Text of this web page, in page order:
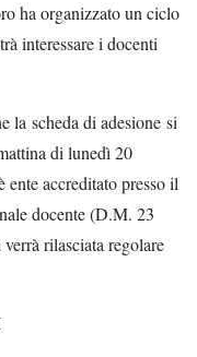
ha organizzato un ciclo
interessare i docenti
la scheda di adesione si
di lunedì 20
ente accreditato presso il
docente (D.M. 23
rilasciata regolare